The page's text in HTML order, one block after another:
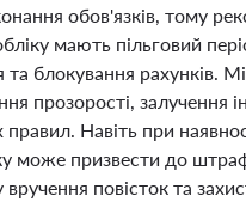
обов'язків, тому
мають пільговий
блокування рахунків.
прозорості, залучення
Навіть при
може призвести до
повісток та